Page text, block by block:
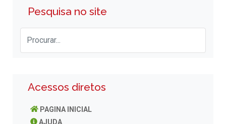
Pesquisa no site
Acessos diretos
PAGINA INICIAL
AJUDA